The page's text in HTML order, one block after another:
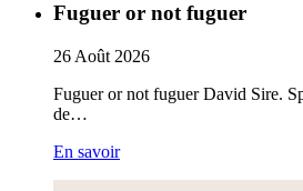
Fuguer or not fuguer
26 Août 2026
Fuguer or not fuguer David Sire.
de…
En savoir